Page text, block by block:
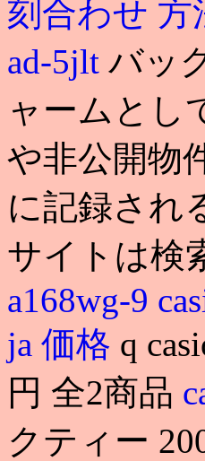
刻合わせ 方
ad-5jlt バッ
ャームとし
や非公開物
に記録され
サイトは検
a168wg-9
ja 価格 q
円 全2商品
クティー